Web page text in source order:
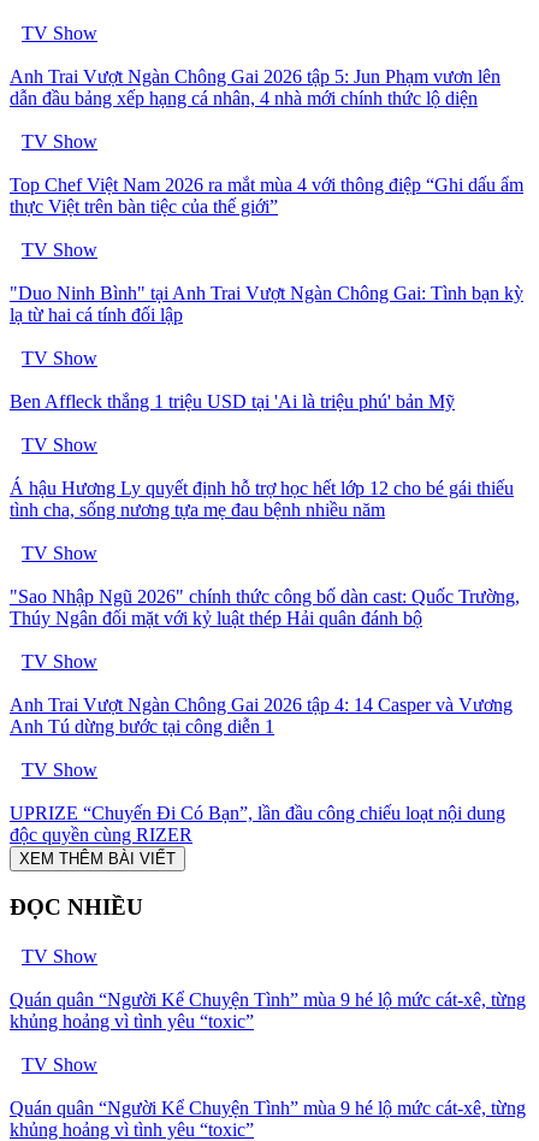
TV Show
Anh Trai Vượt Ngàn Chông Gai 2026 tập 5: Jun Phạm vươn lên
dẫn đầu bảng xếp hạng cá nhân, 4 nhà mới chính thức lộ diện
TV Show
Top Chef Việt Nam 2026 ra mắt mùa 4 với thông điệp “Ghi dấu ẩm
thực Việt trên bàn tiệc của thế giới”
TV Show
"Duo Ninh Bình" tại Anh Trai Vượt Ngàn Chông Gai: Tình bạn kỳ
lạ từ hai cá tính đối lập
TV Show
Ben Affleck thắng 1 triệu USD tại 'Ai là triệu phú' bản Mỹ
TV Show
Á hậu Hương Ly quyết định hỗ trợ học hết lớp 12 cho bé gái thiếu
tình cha, sống nương tựa mẹ đau bệnh nhiều năm
TV Show
"Sao Nhập Ngũ 2026" chính thức công bố dàn cast: Quốc Trường,
Thúy Ngân đối mặt với kỷ luật thép Hải quân đánh bộ
TV Show
Anh Trai Vượt Ngàn Chông Gai 2026 tập 4: 14 Casper và Vương
Anh Tú dừng bước tại công diễn 1
TV Show
UPRIZE “Chuyến Đi Có Bạn”, lần đầu công chiếu loạt nội dung
độc quyền cùng RIZER
XEM THÊM BÀI VIẾT
ĐỌC NHIỀU
TV Show
Quán quân “Người Kể Chuyện Tình” mùa 9 hé lộ mức cát-xê, từng
khủng hoảng vì tình yêu “toxic”
TV Show
Quán quân “Người Kể Chuyện Tình” mùa 9 hé lộ mức cát-xê, từng
khủng hoảng vì tình yêu “toxic”